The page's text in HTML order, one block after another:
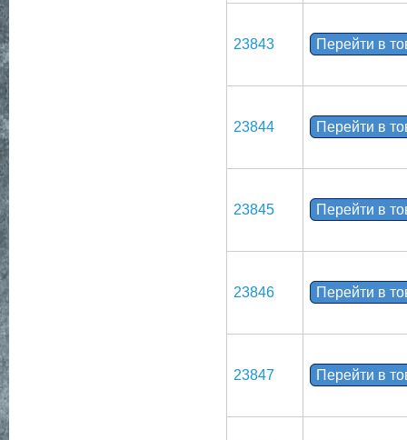
23843 Перейти в
23844 Перейти в
23845 Перейти в
23846 Перейти в
23847 Перейти в